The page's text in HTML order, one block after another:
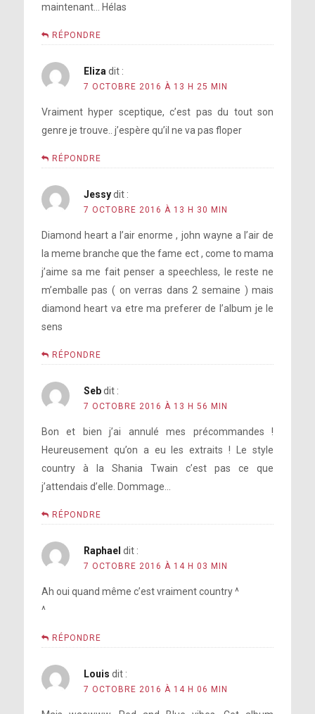
maintenant… Hélas
RÉPONDRE
Eliza dit :
7 OCTOBRE 2016 À 13 H 25 MIN
Vraiment hyper sceptique, c’est pas du tout son
genre je trouve.. j’espère qu’il ne va pas floper
RÉPONDRE
Jessy dit :
7 OCTOBRE 2016 À 13 H 30 MIN
Diamond heart a l’air enorme , john wayne a l’air de
la meme branche que the fame ect , come to mama
j’aime sa me fait penser a speechless, le reste ne
m’emballe pas ( on verras dans 2 semaine ) mais
diamond heart va etre ma preferer de l’album je le
sens
RÉPONDRE
Seb dit :
7 OCTOBRE 2016 À 13 H 56 MIN
Bon et bien j’ai annulé mes précommandes !
Heureusement qu’on a eu les extraits ! Le style
country à la Shania Twain c’est pas ce que
j’attendais d’elle. Dommage…
RÉPONDRE
Raphael dit :
7 OCTOBRE 2016 À 14 H 03 MIN
Ah oui quand même c’est vraiment country ^
^
RÉPONDRE
Louis dit :
7 OCTOBRE 2016 À 14 H 06 MIN